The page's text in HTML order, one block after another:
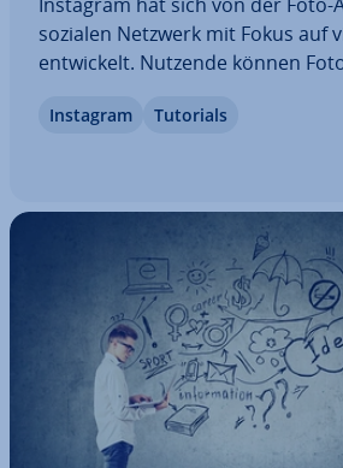
sozialen Netzwerk mit Fokus auf
ent­wi­ckelt. Nutzende können
visuell an­spre­chend teilen und
Instagram Tutorials